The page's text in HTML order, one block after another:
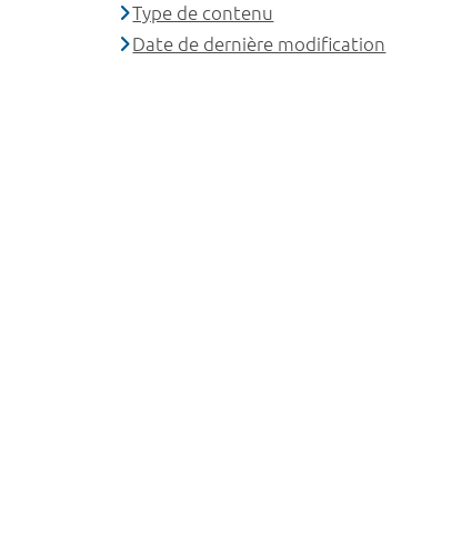
Type de contenu
Date de dernière modification